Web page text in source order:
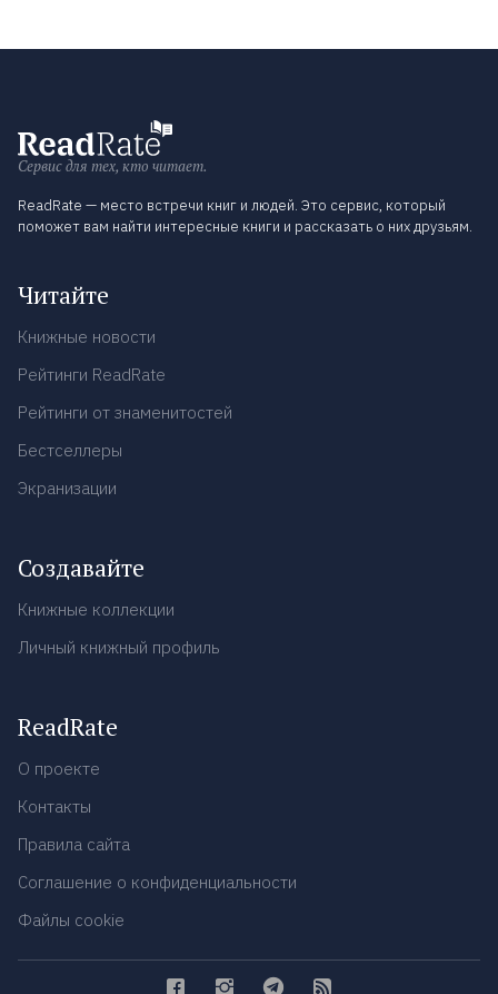
Сервис для тех, кто читает.
ReadRate — место встречи книг и людей. Это сервис, который
поможет вам найти интересные книги и рассказать о них друзьям.
Читайте
Книжные новости
Рейтинги ReadRate
Рейтинги от знаменитостей
Бестселлеры
Экранизации
Создавайте
Книжные коллекции
Личный книжный профиль
ReadRate
О проекте
Контакты
Правила сайта
Соглашение о конфиденциальности
Файлы cookie